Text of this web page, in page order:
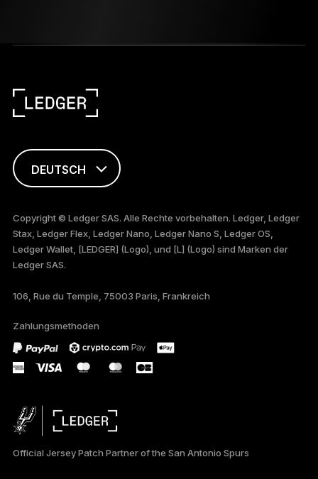
DEUTSCH
FRANÇAIS
TÜRKÇE
PORTUGUÊS
ภาษาไทย
Copyright © Ledger SAS. Alle Rechte vorbehalten. Ledger, Ledger
Stax, Ledger Flex, Ledger Nano, Ledger Nano S, Ledger OS,
Ledger Wallet, [LEDGER] (Logo), und [L] (Logo) sind Marken der
Ledger SAS.
106, Rue du Temple, 75003 Paris, Frankreich
Zahlungsmethoden
Official Jersey Patch Partner of the San Antonio Spurs